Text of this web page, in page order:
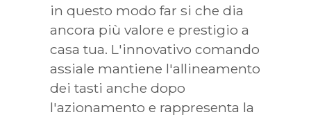
in questo modo far si che dia
ancora più valore e prestigio a
casa tua. L'innovativo comando
assiale mantiene l'allineamento
dei tasti anche dopo
l'azionamento e rappresenta la